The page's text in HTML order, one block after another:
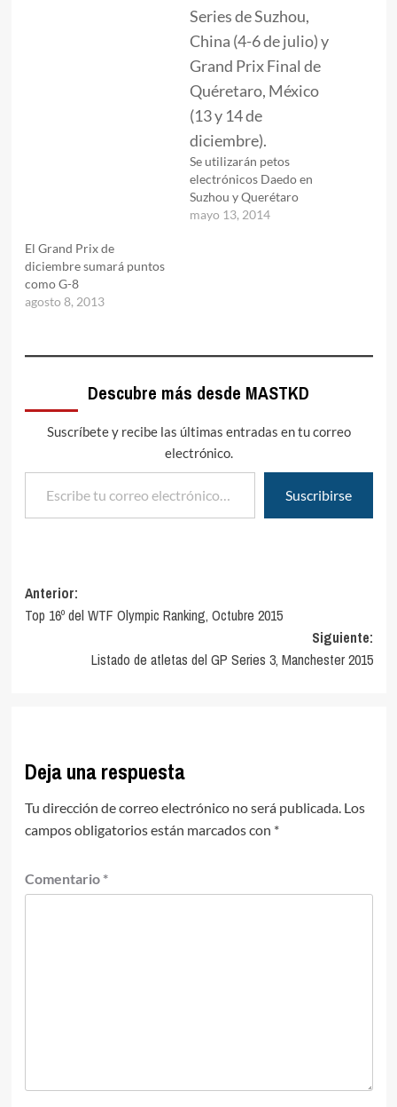
Se utilizarán petos
electrónicos Daedo en
Suzhou y Querétaro
mayo 13, 2014
El Grand Prix de
diciembre sumará puntos
como G-8
agosto 8, 2013
Descubre más desde MASTKD
Suscríbete y recibe las últimas entradas en tu correo
electrónico.
Escribe tu correo electrónico…
Suscribirse
Navegación
de
entradas
Anterior:
Top 16º del WTF Olympic Ranking, Octubre 2015
Siguiente:
Listado de atletas del GP Series 3, Manchester 2015
Deja una respuesta
Tu dirección de correo electrónico no será publicada. Los
campos obligatorios están marcados con *
Comentario *